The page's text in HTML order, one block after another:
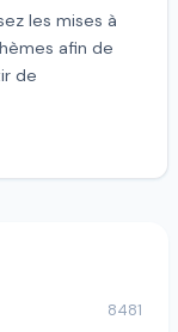
les mises à
afin de
de
8481